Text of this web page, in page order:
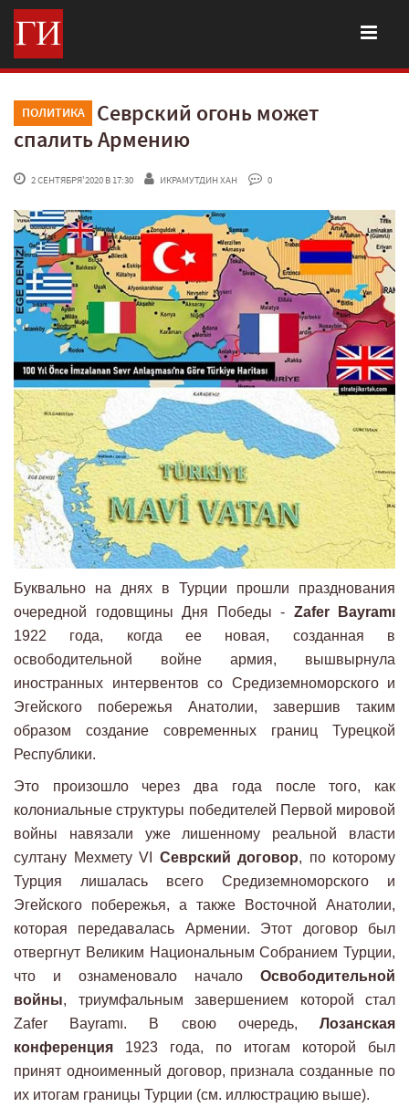
ПОЛИТИКА
Севрский огонь может
спалить Армению
2 СЕНТЯБРЯ'2020 В 17:30 ИКРАМУТДИН ХАН 0
Буквально на днях в Турции прошли празднования
очередной годовщины Дня Победы - Zafer Bayramı
1922 года, когда ее новая, созданная в
освободительной войне армия, вышвырнула
иностранных интервентов со Cредиземноморского и
Эгейского побережья Анатолии, завершив таким
образом создание современных границ Турецкой
Республики.
Это произошло через два года после того, как
колониальные структуры победителей Первой мировой
войны навязали уже лишенному реальной власти
султану Мехмету VI Севрский договор, по которому
Турция лишалась всего Средиземноморского и
Эгейского побережья, а также Восточной Анатолии,
которая передавалась Армении. Этот договор был
отвергнут Великим Национальным Собранием Турции,
что и ознаменовало начало Освободительной
войны, триумфальным завершением которой стал
Zafer Bayramı. В свою очередь, Лозанская
конференция 1923 года, по итогам которой был
принят одноименный договор, признала созданные по
их итогам границы Турции (см. иллюстрацию выше).